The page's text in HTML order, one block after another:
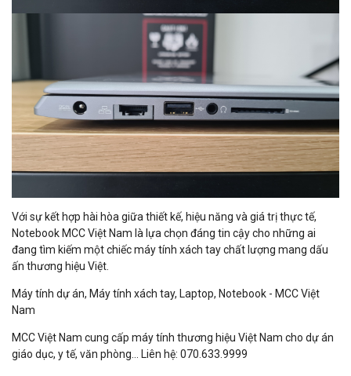
Với sự kết hợp hài hòa giữa thiết kế, hiệu năng và giá trị thực tế,
Notebook MCC Việt Nam là lựa chọn đáng tin cậy cho những ai
đang tìm kiếm một chiếc máy tính xách tay chất lượng mang dấu
ấn thương hiệu Việt.
Máy tính dự án, Máy tính xách tay, Laptop, Notebook - MCC Việt
Nam
MCC Việt Nam cung cấp máy tính thương hiệu Việt Nam cho dự án
giáo dục, y tế, văn phòng... Liên hệ: 070.633.9999